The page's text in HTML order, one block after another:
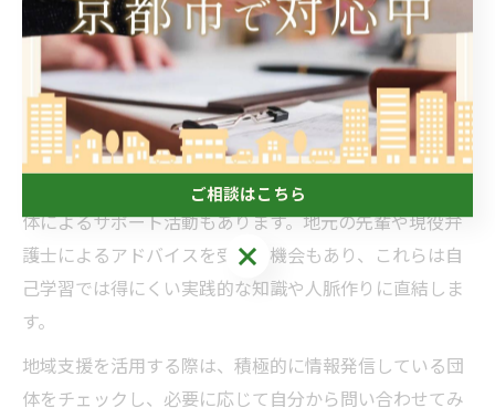
援する地域の仕組みや団体も存在します。例えば、自治
体主催のキャリア相談、図書館での法律関連書籍の貸
出、地域の勉強会や交流会などが活用できます。これら
を上手に利用することで、学習負担の軽減や情報交換が
しやすくなります。
また、京都市内には受験生向けの奨学金制度や、学生団
体によるサポート活動もあります。地元の先輩や現役弁
護士によるアドバイスを受ける機会もあり、これらは自
己学習では得にくい実践的な知識や人脈作りに直結しま
す。
地域支援を活用する際は、積極的に情報発信している団
体をチェックし、必要に応じて自分から問い合わせてみ
ご相談はこちら
ご相談はこちら